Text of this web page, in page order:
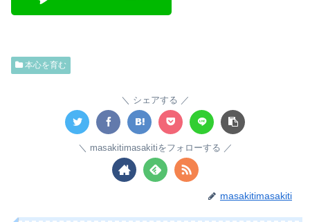
本心を育む
シェアする
masakitimasakitiをフォローする
masakitimasakiti